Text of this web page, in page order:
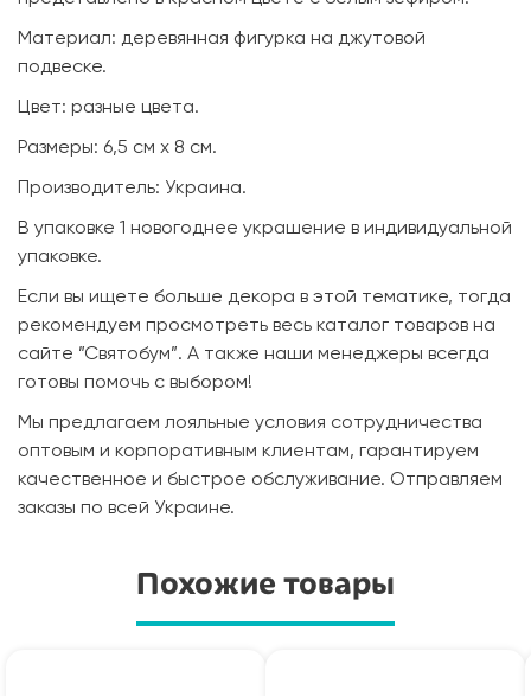
Материал: деревянная фигурка на джутовой
подвеске.
Цвет: разные цвета.
Размеры: 6,5 см х 8 см.
Производитель: Украина.
В упаковке 1 новогоднее украшение в индивидуальной
упаковке.
Если вы ищете больше декора в этой тематике, тогда
рекомендуем просмотреть весь каталог товаров на
сайте ”Святобум”. А также наши менеджеры всегда
готовы помочь с выбором!
Мы предлагаем лояльные условия сотрудничества
оптовым и корпоративным клиентам, гарантируем
качественное и быстрое обслуживание. Отправляем
заказы по всей Украине.
Похожие товары